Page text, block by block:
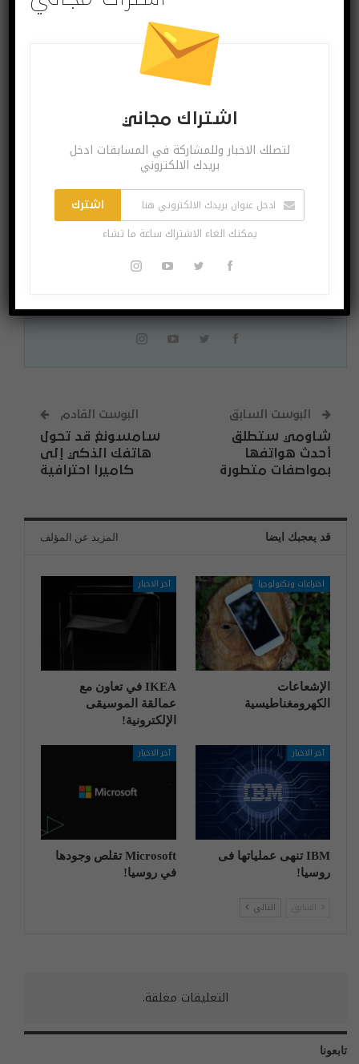
اشتراك مجاني
لتصلك الاخبار وللمشاركة في المسابقات ادخل بريدك
الالكتروني
يمكنك الغاء الاشتراك ساعة ما تشاء
البوست السابق
شاومي ستطلق
أحدث هواتفها
بمواصفات متطورة
البوست القادم
سامسونغ قد تحول
هاتفك الذكي إلى
كاميرا احترافية
قد يعجبك ايضا المزيد عن المؤلف
اختراعات وتكنولوجيا
الإشعاعات
الكهرومغناطيسية
آخر الاخبار
IKEA في تعاون مع
عمالقة الموسيقى
الإلكترونية!
آخر الاخبار
IBM تنهی عملیاتها فی
روسیا!
آخر الاخبار
Microsoft تقلص وجودها
في روسيا!
التالي
التعليقات مغلقة.
تابعونا
اشتراك مجاني
لتصلك الاخبار وللمشاركة في المسابقات ادخل
بريدك الالكتروني
اشترك
يمكنك الغاء الاشتراك ساعة ما تشاء